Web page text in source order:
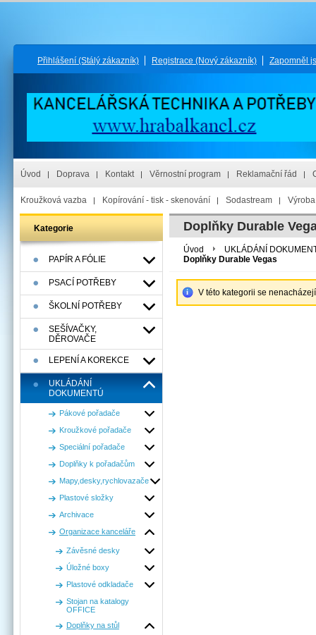
Přihlášení (Stálý zákazník) Registrace (Nový zákazník) Zapomněl
Úvod Doprava Kontakt Věrnostní program Reklamační řád
Kroužková vazba Kopírování - tisk - skenování Sodastream
Kategorie
PAPÍR A FÓLIE
PSACÍ POTŘEBY
ŠKOLNÍ POTŘEBY
SEŠÍVAČKY,
DĚROVAČE
LEPENÍ A KOREKCE
UKLÁDÁNÍ
DOKUMENTÚ
Pákové pořadače
Kroužkové pořadače
Speciální pořadače
Doplňky k pořadačům
Mapy,desky,rychlovazače
Plastové složky
Archivace
Organizace kanceláře
Závěsné desky
Úložné boxy
Plastové odkladače
Stojan na katalogy
OFFICE
Doplňky na stůl
Doplňky Durable
Úvod
UKLÁDÁNÍ
Doplňky Durable Vegas
V této kategorii se